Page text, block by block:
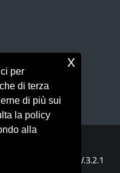
V.3.2.1
per
di terza
di più sui
la policy
alla
x